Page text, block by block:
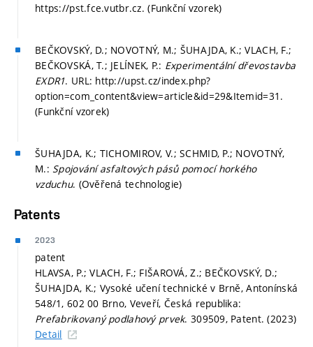
https://pst.fce.vutbr.cz. (Funkční vzorek)
BEČKOVSKÝ, D.; NOVOTNÝ, M.; ŠUHAJDA, K.; VLACH, F.;
BEČKOVSKÁ, T.; JELÍNEK, P.: Experimentální dřevostavba
EXDR1. URL: http://upst.cz/index.php?
option=com_content&view=article&id=29&Itemid=31.
(Funkční vzorek)
ŠUHAJDA, K.; TICHOMIROV, V.; SCHMID, P.; NOVOTNÝ,
M.: Spojování asfaltových pásů pomocí horkého
vzduchu. (Ověřená technologie)
Patents
2023
patent
HLAVSA, P.; VLACH, F.; FIŠAROVÁ, Z.; BEČKOVSKÝ, D.;
ŠUHAJDA, K.; Vysoké učení technické v Brně, Antonínská
548/1, 602 00 Brno, Veveří, Česká republika:
Prefabrikovaný podlahový prvek. 309509, Patent. (2023)
Detail